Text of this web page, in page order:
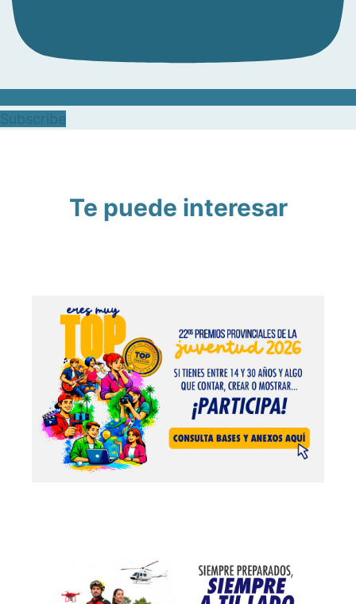
Te puede interesar